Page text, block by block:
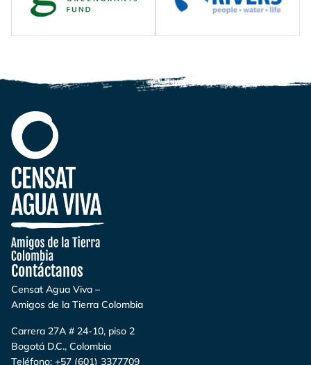
Contáctanos
Censat Agua Viva –
Amigos de la Tierra Colombia
Carrera 27A # 24-10, piso 2
Bogotá D.C., Colombia
Teléfono: +57 (601) 3377709